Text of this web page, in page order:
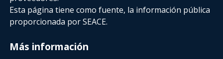
Esta página tiene como fuente, la información pública
proporcionada por SEACE.
Más información